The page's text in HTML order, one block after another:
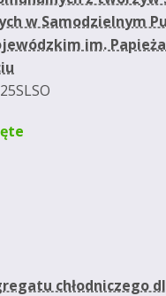
w Samodzielnym
im. Papieża
chłodniczego